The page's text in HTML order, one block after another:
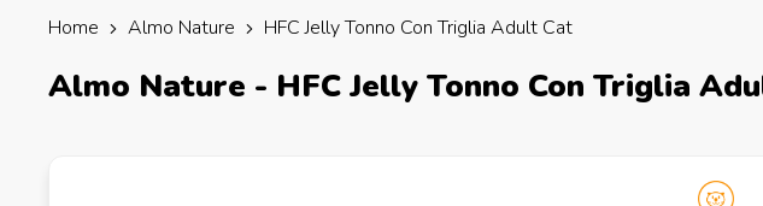
Home Almo Nature HFC Jelly Tonno Con Triglia Adult Cat
Almo Nature - HFC Jelly Tonno Con Triglia